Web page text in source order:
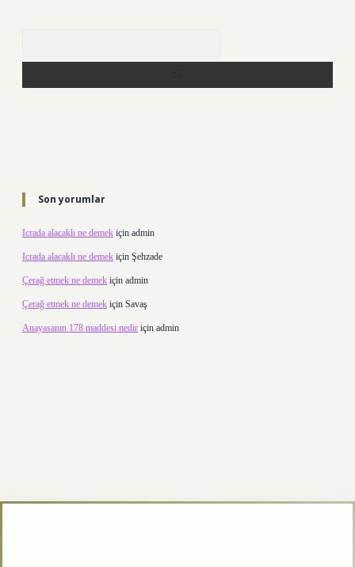
Son yorumlar
Icrada alacaklı ne demek için admin
Icrada alacaklı ne demek için Şehzade
Çerağ etmek ne demek için admin
Çerağ etmek ne demek için Savaş
Anayasanın 178 maddesi nedir için admin